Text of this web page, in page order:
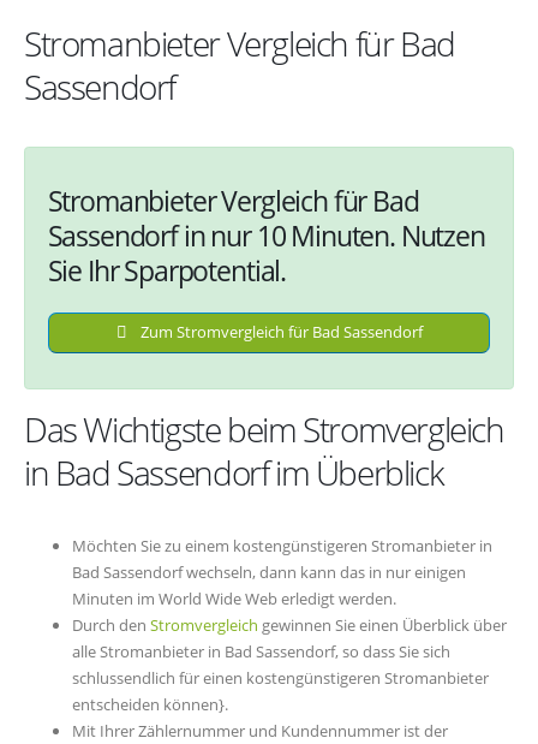
Stromanbieter Vergleich für Bad
Sassendorf
Stromanbieter Vergleich für Bad
Sassendorf in nur 10 Minuten. Nutzen
Sie Ihr Sparpotential.
Zum Stromvergleich für Bad Sassendorf
Das Wichtigste beim Stromvergleich
in Bad Sassendorf im Überblick
Möchten Sie zu einem kostengünstigeren Stromanbieter in
Bad Sassendorf wechseln, dann kann das in nur einigen
Minuten im World Wide Web erledigt werden.
Durch den Stromvergleich gewinnen Sie einen Überblick über
alle Stromanbieter in Bad Sassendorf, so dass Sie sich
schlussendlich für einen kostengünstigeren Stromanbieter
entscheiden können}.
Mit Ihrer Zählernummer und Kundennummer ist der